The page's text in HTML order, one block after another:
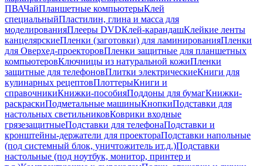
ПВАЧайПланшетные компьютерыКлей
специальныйПластилин, глина и масса для
моделированияПлееры DVDКлей-карандашКлейкие ленты
канцелярскиеПленки (заготовки) для ламинированияПленки
для Оверхед-проекторовПленки защитные для планшетных
компьютеровКлючницы из натуральной кожиПленки
защитные для телефоновПлитки электрическиеКниги для
кулинарных рецептовПлоттерыКниги и
справочникиКнижки-пособияПоддоны для бумагКнижки-
раскраскиПодметальные машиныКнопкиПодставки для
настольных светильниковКоврики входные
грязезащитныеПодставки для телефонаПодставки и
кронштейны-держатели для проектораПодставки напольные
(под системный блок, уничтожитель ит.д.)Подставки
настольные (под ноутбук, монитор, принтер и